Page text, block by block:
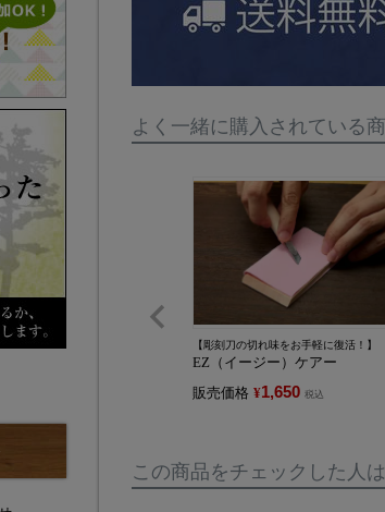
よく一緒に購入されている
【彫刻刀の切れ味をお手軽に復活！】
EZ（イージー）ケアー
販売価格 ¥1,650 税込
この商品をチェックした人